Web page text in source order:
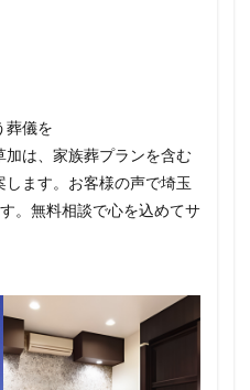
葬儀を
は、家族葬プランを含む
ます。お客様の声で埼玉
。無料相談で心を込めてサ